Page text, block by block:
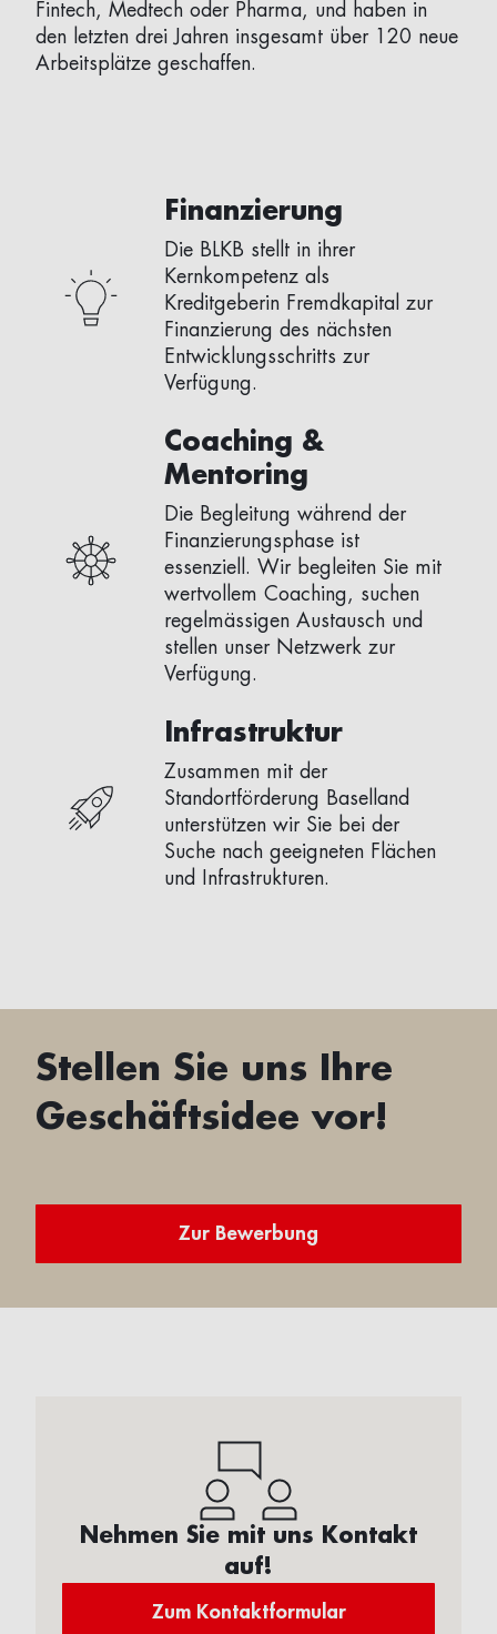
Fintech, Medtech oder Pharma, und haben in
den letzten drei Jahren insgesamt über 120 neue
Arbeitsplätze geschaffen.
Finanzierung
Die BLKB stellt in ihrer
Kernkompetenz als
Kreditgeberin Fremdkapital zur
Finanzierung des nächsten
Entwicklungsschritts zur
Verfügung.
Coaching &
Mentoring
Die Begleitung während der
Finanzierungsphase ist
essenziell. Wir begleiten Sie mit
wertvollem Coaching, suchen
regelmässigen Austausch und
stellen unser Netzwerk zur
Verfügung.
Infrastruktur
Zusammen mit der
Standortförderung Baselland
unterstützen wir Sie bei der
Suche nach geeigneten Flächen
und Infrastrukturen.
Stellen Sie uns Ihre
Geschäftsidee vor!
Zur Bewerbung
Nehmen Sie mit uns Kontakt
auf!
Zum Kontaktformular